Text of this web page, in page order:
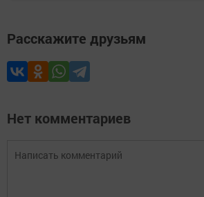
Расскажите друзьям
Нет комментариев